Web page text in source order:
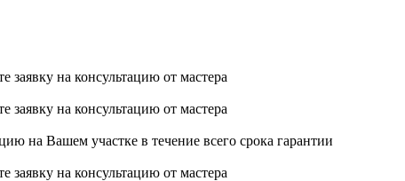
заявку на консультацию от мастера
заявку на консультацию от мастера
на Вашем участке в течение всего срока гарантии
заявку на консультацию от мастера